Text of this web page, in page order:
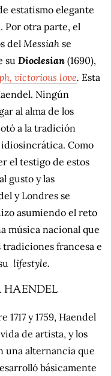
estatismo elegante
Por otra parte, el
delMessiah se
suDioclesian(1690),
victorious love. Esta
Ningún
al alma de los
a la tradición
Como
el testigo de estos
gusto y las
y Londres se
asumiendo el reto
música nacional que
francesa e
lifestyle.
HAENDEL
y 1759, Haendel
de artista, y los
una alternancia que
básicamente